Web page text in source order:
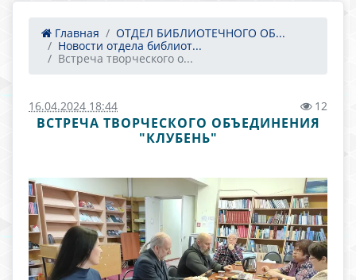
Главная
ОТДЕЛ БИБЛИОТЕЧНОГО ОБ...
Новости отдела библиот...
Встреча творческого о...
16.04.2024 18:44 12
ВСТРЕЧА ТВОРЧЕСКОГО ОБЪЕДИНЕНИЯ
"КЛУБЕНЬ"